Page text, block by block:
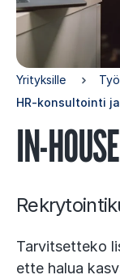
Yrityksille
Työ
HR-konsultointi
IN-
Tarvitsetteko
ette halua